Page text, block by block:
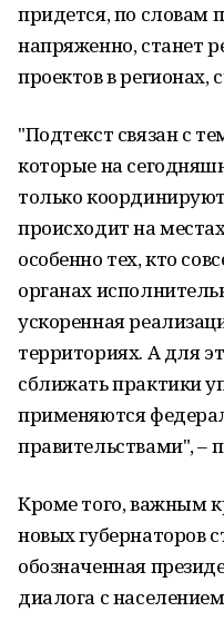
придется, по словам
напряженно, станет
проектов в регионах,
"Подтекст связан с
которые на
только
происходит на
особенно тех, кто
органах
ускоренная
территориях. А для
сближать практики
применяются
правительствами", –
Кроме того, важным
новых губернаторов
обозначенная
диалога с